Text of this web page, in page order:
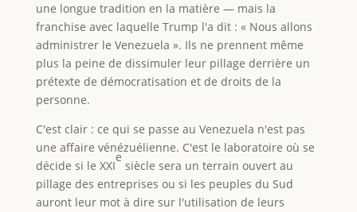
une longue tradition en la matière — mais la
franchise avec laquelle Trump l'a dit : « Nous allons
administrer le Venezuela ». Ils ne prennent même
plus la peine de dissimuler leur pillage derrière un
prétexte de démocratisation et de droits de la
personne.
C'est clair : ce qui se passe au Venezuela n'est pas
une affaire vénézuélienne. C'est le laboratoire où se
décide si le XXI
e
siècle sera un terrain ouvert au
pillage des entreprises ou si les peuples du Sud
auront leur mot à dire sur l'utilisation de leurs